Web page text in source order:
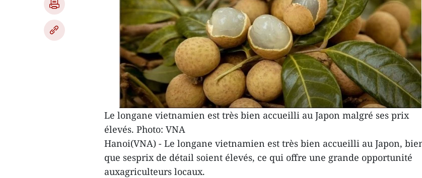
Le longane vietnamien est très bien accueilli au Japon malgré ses prix
élevés. Photo: VNA
Hanoi(VNA) - Le longane vietnamien est très bien accueilli au Japon,
que sesprix de détail soient élevés, ce qui offre une grande opportunité
auxagriculteurs locaux.